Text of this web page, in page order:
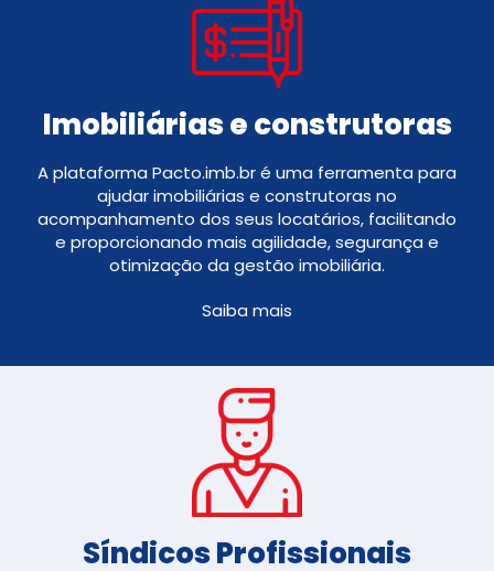
Imobiliárias e construtoras
A plataforma Pacto.imb.br é uma ferramenta para
ajudar imobiliárias e construtoras no
acompanhamento dos seus locatários, facilitando
e proporcionando mais agilidade, segurança e
otimização da gestão imobiliária.
Saiba mais
Síndicos Profissionais